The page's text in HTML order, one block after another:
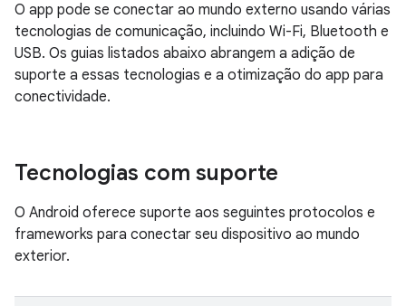
O app pode se conectar ao mundo externo usando várias
tecnologias de comunicação, incluindo Wi-Fi, Bluetooth e
USB. Os guias listados abaixo abrangem a adição de
suporte a essas tecnologias e a otimização do app para
conectividade.
Tecnologias com suporte
O Android oferece suporte aos seguintes protocolos e
frameworks para conectar seu dispositivo ao mundo
exterior.